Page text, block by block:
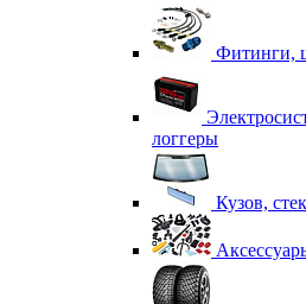
Фитинги,
логгеры
Кузов,